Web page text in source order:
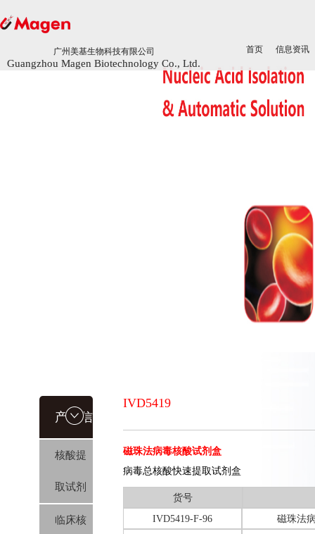
广州美基生物科技有限公司
Guangzhou Magen Biotechnology Co., Ltd.
首页 信息资讯
广州美基生物科技有限公司
Guangzhou Magen Biotechnology Co., Ltd.
首页 信息资讯
产品信
息
核酸提
取试剂
临床核
IVD5419
磁珠法病毒核酸试剂盒
病毒总核酸快速提取试剂盒
货号
IVD5419-F-96
磁珠法